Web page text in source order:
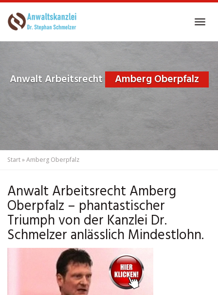
to
Anwalt Arbeitsrecht Amberg Oberpfalz
Start»Amberg Oberpfalz
Anwalt Arbeitsrecht Amberg
Oberpfalz – phantastischer
Triumph von der Kanzlei Dr.
Schmelzer anlässlich Mindestlohn.